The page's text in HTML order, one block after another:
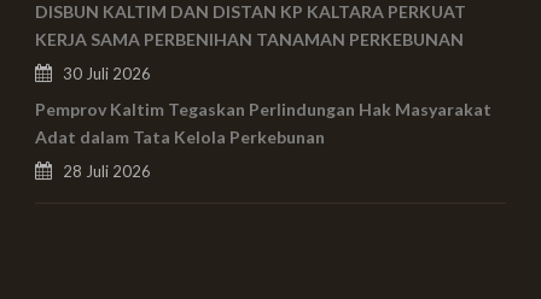
DISBUN KALTIM DAN DISTAN KP KALTARA PERKUAT
KERJA SAMA PERBENIHAN TANAMAN PERKEBUNAN
30 Juli 2026
Pemprov Kaltim Tegaskan Perlindungan Hak Masyarakat
Adat dalam Tata Kelola Perkebunan
28 Juli 2026